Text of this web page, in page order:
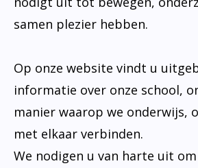
samen plezier hebben.
Op onze website vindt u
informatie over onze school,
manier waarop we onderwijs,
met elkaar verbinden.
We nodigen u van harte uit